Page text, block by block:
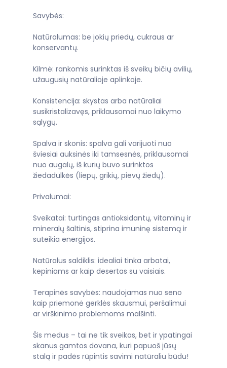
Savybės:
Natūralumas: be jokių priedų, cukraus ar
konservantų.
Kilmė: rankomis surinktas iš sveikų bičių avilių,
užaugusių natūralioje aplinkoje.
Konsistencija: skystas arba natūraliai
susikristalizavęs, priklausomai nuo laikymo
sąlygų.
Spalva ir skonis: spalva gali varijuoti nuo
šviesiai auksinės iki tamsesnės, priklausomai
nuo augalų, iš kurių buvo surinktos
žiedadulkės (liepų, grikių, pievų žiedų).
Privalumai:
Sveikatai: turtingas antioksidantų, vitaminų ir
mineralų šaltinis, stiprina imuninę sistemą ir
suteikia energijos.
Natūralus saldiklis: idealiai tinka arbatai,
kepiniams ar kaip desertas su vaisiais.
Terapinės savybės: naudojamas nuo seno
kaip priemonė gerklės skausmui, peršalimui
ar virškinimo problemoms malšinti.
Šis medus – tai ne tik sveikas, bet ir ypatingai
skanus gamtos dovana, kuri papuoš jūsų
stalą ir padės rūpintis savimi natūraliu būdu!